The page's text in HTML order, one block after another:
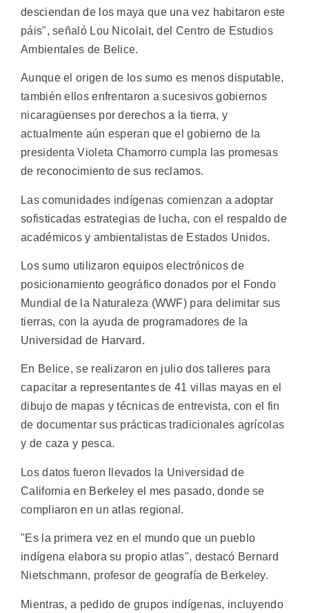
desciendan de los maya que una vez habitaron este
páis", señaló Lou Nicolait, del Centro de Estudios
Ambientales de Belice.
Aunque el origen de los sumo es menos disputable,
también ellos enfrentaron a sucesivos gobiernos
nicaragüenses por derechos a la tierra, y
actualmente aún esperan que el gobierno de la
presidenta Violeta Chamorro cumpla las promesas
de reconocimiento de sus reclamos.
Las comunidades indígenas comienzan a adoptar
sofisticadas estrategias de lucha, con el respaldo de
académicos y ambientalistas de Estados Unidos.
Los sumo utilizaron equipos electrónicos de
posicionamiento geográfico donados por el Fondo
Mundial de la Naturaleza (WWF) para delimitar sus
tierras, con la ayuda de programadores de la
Universidad de Harvard.
En Belice, se realizaron en julio dos talleres para
capacitar a representantes de 41 villas mayas en el
dibujo de mapas y técnicas de entrevista, con el fin
de documentar sus prácticas tradicionales agrícolas
y de caza y pesca.
Los datos fueron llevados la Universidad de
California en Berkeley el mes pasado, donde se
compliaron en un atlas regional.
"Es la primera vez en el mundo que un pueblo
indígena elabora su propio atlas", destacó Bernard
Nietschmann, profesor de geografía de Berkeley.
Mientras, a pedido de grupos indígenas, incluyendo